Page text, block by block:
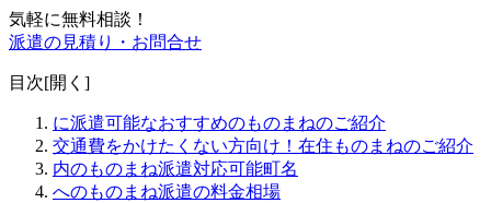
気軽に無料相談！
派遣の見積り・お問合せ
目次[開く ]
に派遣可能なおすすめのものまねのご紹介
交通費をかけたくない方向け！在住ものまねのご紹介
内のものまね派遣対応可能町名
へのものまね派遣の料金相場